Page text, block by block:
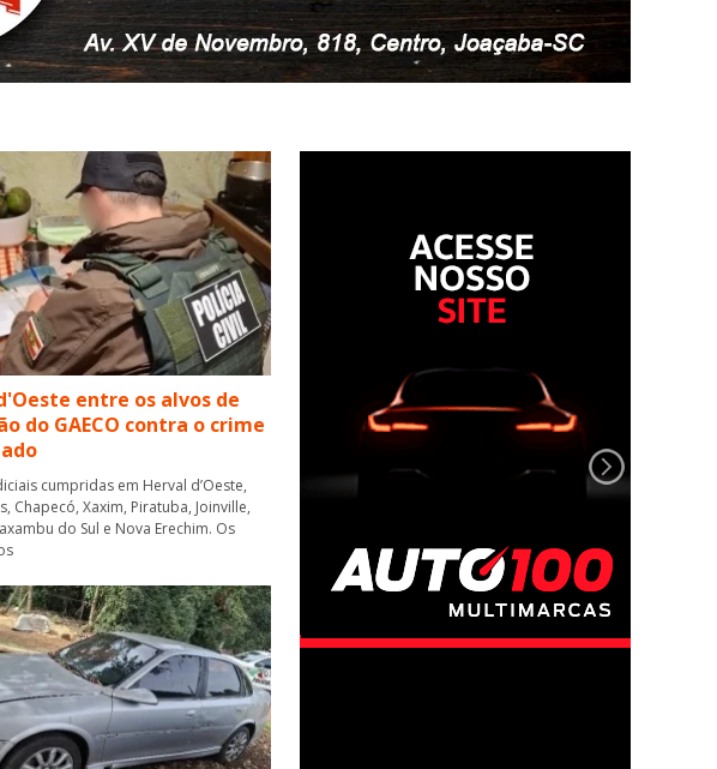
entre os alvos de
do GAECO contra o crime
cumpridas em Herval d’Oeste,
Chapecó, Xaxim, Piratuba, Joinville,
do Sul e Nova Erechim. Os